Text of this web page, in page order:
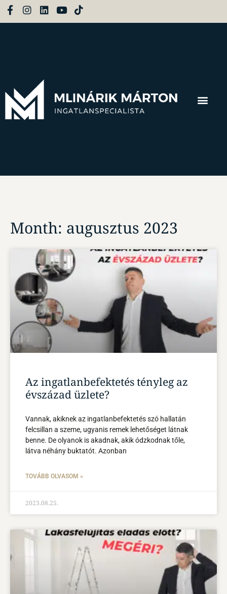
Month: augusztus 2023
Az ingatlanbefektetés tényleg az
évszázad üzlete?
Vannak, akiknek az ingatlanbefektetés szó hallatán
felcsillan a szeme, ugyanis remek lehetőséget látnak
benne. De olyanok is akadnak, akik ódzkodnak tőle,
látva néhány buktatót. Azonban
TOVÁBB OLVASOM »
2023.08.25.